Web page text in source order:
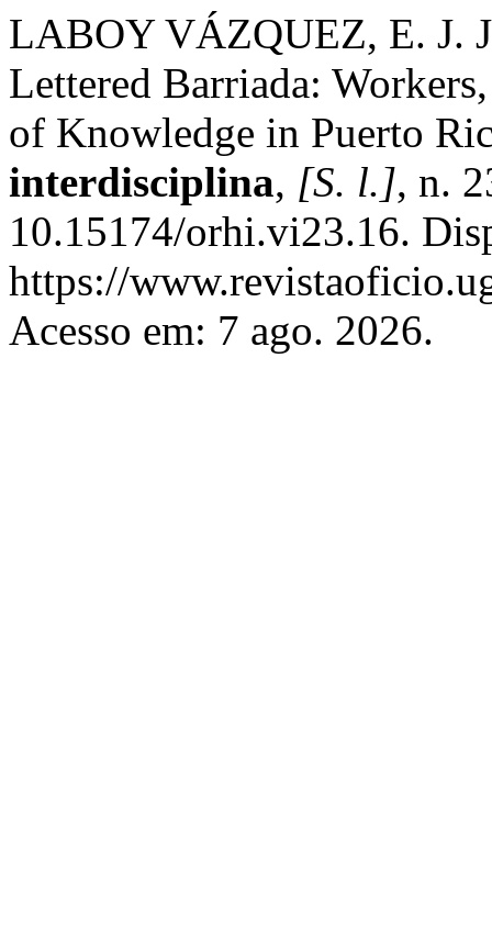
LABOY VÁZQUEZ, E. J.
Lettered Barriada:
of Knowledge in Puerto
interdisciplina, [S. l.], n.
10.15174/orhi.vi23.16.
https://
Acesso em: 7 ago. 2026.